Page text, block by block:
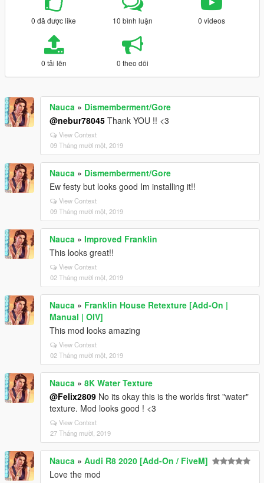
0 đã được like 10 bình luận 0 videos
0 tải lên 0 theo dõi
Nauca » Dismemberment/Gore
@nebur78045 Thank YOU !! <3
View Context
09 Tháng mười một, 2019
Nauca » Dismemberment/Gore
Ew festy but looks good Im installing it!!
View Context
09 Tháng mười một, 2019
Nauca » Improved Franklin
This looks great!!
View Context
02 Tháng mười một, 2019
Nauca » Franklin House Retexture [Add-On |
Manual | OIV]
This mod looks amazing
View Context
02 Tháng mười một, 2019
Nauca » 8K Water Texture
@Felix2809 No its okay this is the worlds first "water"
texture. Mod looks good ! <3
View Context
27 Tháng mười, 2019
Nauca » Audi R8 2020 [Add-On / FiveM]
Love the mod